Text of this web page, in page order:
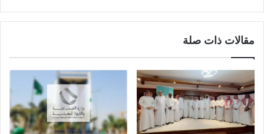
مقالات ذات صلة